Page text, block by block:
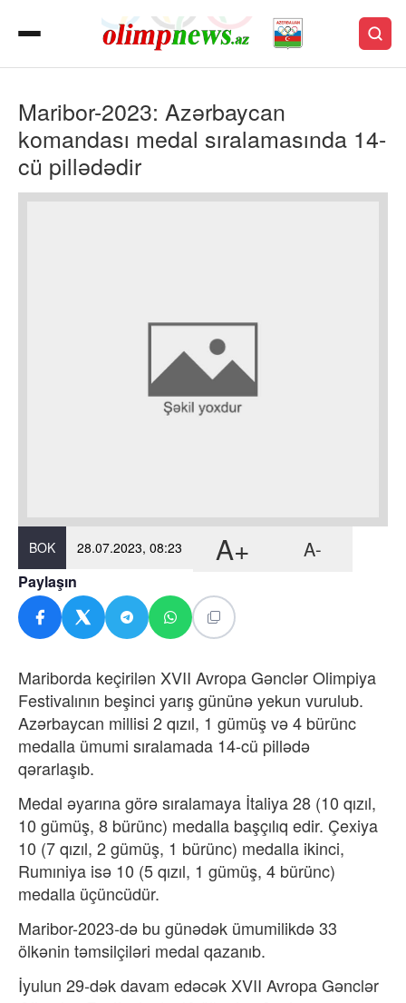
Maribor-2023: Azərbaycan
komandası medal sıralamasında 14-
cü pillədədir
BOK 28.07.2023, 08:23 A+ A-
Paylaşın
Mariborda keçirilən XVII Avropa Gənclər Olimpiya
Festivalının beşinci yarış gününə yekun vurulub.
Azərbaycan millisi 2 qızıl, 1 gümüş və 4 bürünc
medalla ümumi sıralamada 14-cü pillədə
qərarlaşıb.
Medal əyarına görə sıralamaya İtaliya 28 (10 qızıl,
10 gümüş, 8 bürünc) medalla başçılıq edir. Çexiya
10 (7 qızıl, 2 gümüş, 1 bürünc) medalla ikinci,
Rumıniya isə 10 (5 qızıl, 1 gümüş, 4 bürünc)
medalla üçüncüdür.
Maribor-2023-də bu günədək ümumilikdə 33
ölkənin təmsilçiləri medal qazanıb.
İyulun 29-dək davam edəcək XVII Avropa Gənclər